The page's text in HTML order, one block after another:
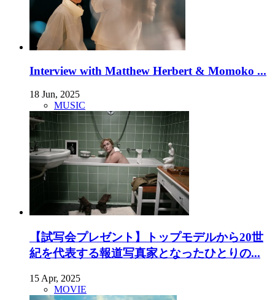
Interview with Matthew Herbert & Momoko ...
18 Jun, 2025
MUSIC
【試写会プレゼント】トップモデルから20世
紀を代表する報道写真家となったひとりの...
15 Apr, 2025
MOVIE